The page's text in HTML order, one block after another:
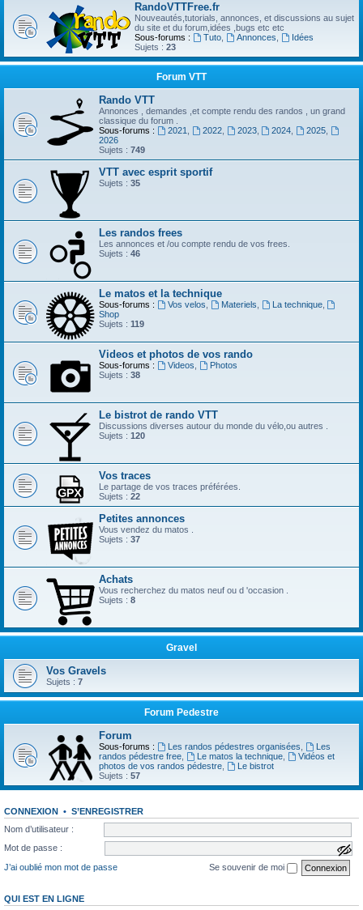
RandoVTTFree.fr
Nouveautés,tutorials, annonces, et discussions au sujet
du site et du forum,idées ,bugs etc etc
Sous-forums :
Tuto, Annonces
Idées
Sujets : 23
Forum VTT
Rando VTT
Annonces , demandes ,et compte rendu des randos , un grand
classique du forum .
Sous-forums :
2021 2022, 2023, 2024 2025
2026
Sujets : 749
VTT avec esprit sportif
Sujets : 35
Les randos frees
Les annonces et /ou compte rendu de vos frees.
Sujets : 46
Le matos et la technique
Sous-forums : Vos velos Materiels La technique,
Shop
Sujets : 119
Videos et photos de vos rando
Sous-forums : Videos
Photos
Sujets : 38
Le bistrot de rando VTT
Discussions diverses autour du monde du vélo,ou autres .
Sujets : 120
Vos traces
Le partage de vos traces préférées.
Sujets : 22
Petites annonces
Vous vendez du matos .
Sujets : 37
Achats
Vous recherchez du matos neuf ou d 'occasion .
Sujets : 8
Gravel
Vos Gravels
Sujets : 7
Forum Pedestre
Forum
Sous-forums : Les randos pédestres organisées
Les
randos pédestre free
Le matos la technique,
Vidéos et
photos de vos randos pédestre
Le bistrot
Sujets : 57
CONNEXION • S’ENREGISTRER
Nom d’utilisateur :
Mot de passe :
a
f
f
J’ai oublié mon mot de passe Se souvenir de moi
QUI EST EN LIGNE